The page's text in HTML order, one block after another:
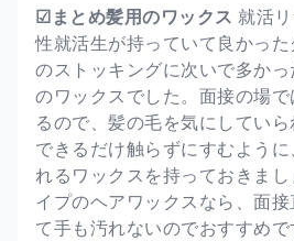
☑まとめ髪用のワックス 就活
性就活生が持っていて良かっ
のストッキングに次いで多か
のワックスでした。面接の場
るので、髪の毛を気にしてい
できるだけ触らずにすむよう
れるワックスを持っておきま
イプのヘアワックスなら、面
て手も汚れないのでおすすめで